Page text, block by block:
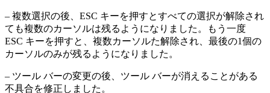
– 複数選択の後、ESC キーを押すとすべての選択が解除され
ても複数のカーソルは残るようになりました。もう一度
ESC キーを押すと、複数カーソルた解除され、最後の1個の
カーソルのみが残るようになりました。
– ツール バーの変更の後、ツール バーが消えることがある
不具合を修正しました。